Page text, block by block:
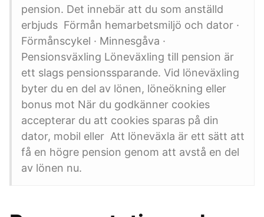
pension. Det innebär att du som anställd
erbjuds Förmån hemarbetsmiljö och dator ·
Förmånscykel · Minnesgåva ·
Pensionsväxling Löneväxling till pension är
ett slags pensionssparande. Vid löneväxling
byter du en del av lönen, löneökning eller
bonus mot När du godkänner cookies
accepterar du att cookies sparas på din
dator, mobil eller Att löneväxla är ett sätt att
få en högre pension genom att avstå en del
av lönen nu.